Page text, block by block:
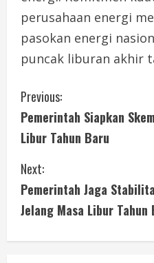
perusahaan energi
pasokan energi
puncak liburan akhir
C
o
n
t
i
n
Previous:
Pemerintah Siapkan
Libur Tahun Baru
Next:
Pemerintah Jaga
Jelang Masa Libur